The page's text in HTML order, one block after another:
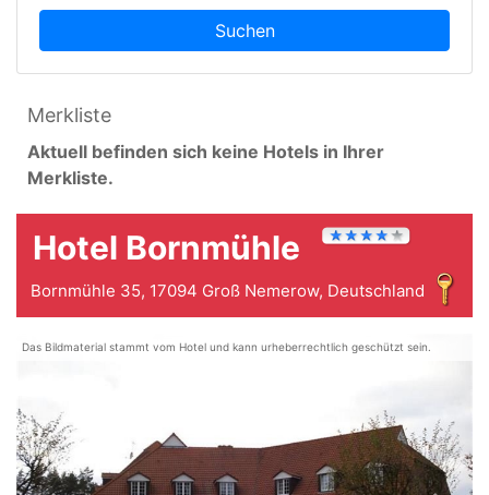
Suchen
Merkliste
Aktuell befinden sich keine Hotels in Ihrer
Merkliste.
Hotel Bornmühle
Bornmühle 35, 17094 Groß Nemerow, Deutschland
Das Bildmaterial stammt vom Hotel und kann urheberrechtlich geschützt sein.